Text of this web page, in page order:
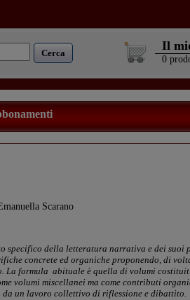
Cerca
Il
0
Scarano
specifico della letteratura narrativa e dei suoi
concrete ed organiche proponendo, di
La formula abituale è quella di volumi
volumi miscellanei ma come contributi
un lavoro collettivo di riflessione e dibattito.